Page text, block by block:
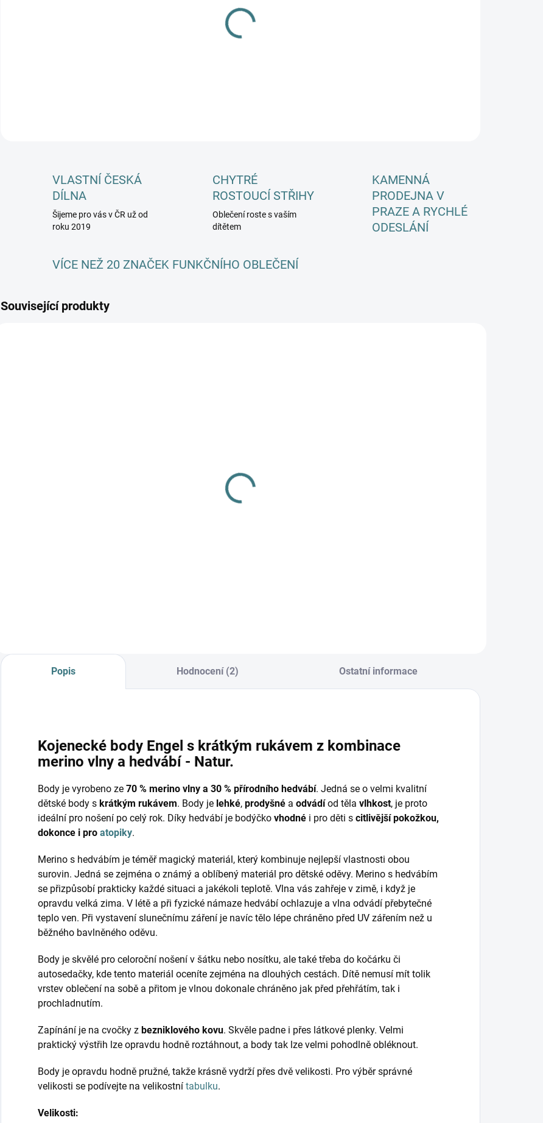
MŮŽEME DORUČIT DO:
VLASTNÍ ČESKÁ
DÍLNA
Šijeme pro vás v ČR už od
roku 2019
CHYTRÉ
ROSTOUCÍ STŘIHY
Oblečení roste s vaším
dítětem
KAMENNÁ
PRODEJNA V
PRAZE A RYCHLÉ
ODESLÁNÍ
VÍCE NEŽ 20 ZNAČEK FUNKČNÍHO OBLEČENÍ
Související produkty
hedvábí.
NeobsahujePopis Hodnocení (2) Ostatní informace
Kojenecké body Engel s krátkým rukávem z kombinace
merino vlny a hedvábí - Natur.
Body je vyrobeno ze 70 % merino vlny a 30 % přírodního hedvábí. Jedná se o velmi kvalitní
dětské body s krátkým rukávem. Body je lehké, prodyšné a odvádíod těla vlhkost, je proto
ideální pro nošení po celý rok. Díky hedvábí je bodýčko vhodné i pro děti s citlivější pokožkou,
dokonce i pro atopiky.
Merino s hedvábím je téměř magický materiál, který kombinuje nejlepší vlastnosti obou
surovin. Jedná se zejména o známý a oblíbený materiál pro dětské oděvy. Merino s hedvábím
se přizpůsobí prakticky každé situaci a jakékoli teplotě. Vlna vás zahřeje v zimě, i když je
opravdu velká zima. V létě a při fyzické námaze hedvábí ochlazuje a vlna odvádí přebytečné
teplo ven. Při vystavení slunečnímu záření je navíc tělo lépe chráněno před UV zářením než u
běžného bavlněného oděvu.
Body je skvělé pro celoroční nošení v šátku nebo nosítku, ale také třeba do kočárku či
autosedačky, kde tento materiál oceníte zejména na dlouhých cestách. Dítě nemusí mít tolik
vrstev oblečení na sobě a přitom je vlnou dokonale chráněno jak před přehřátím, tak i
prochladnutím.
Zapínání je na cvočky z bezniklového kovu. Skvěle padne i přes látkové plenky. Velmi
praktický výstřih lze opravdu hodně roztáhnout, a body tak lze velmi pohodlně obléknout.
Body je opravdu hodně pružné, takže krásně vydrží přes dvě velikosti. Pro výběr správné
velikosti se podívejte na velikostní tabulku.
Velikosti: